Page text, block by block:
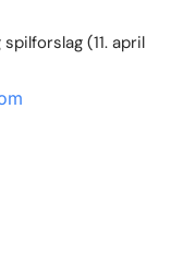
(11. april